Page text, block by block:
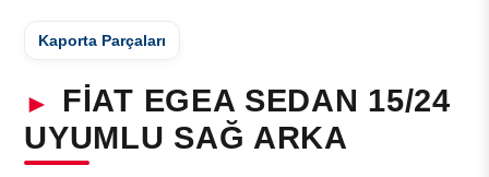
Kaporta Parçaları
FİAT EGEA SEDAN 15/24
UYUMLU SAĞ ARKA